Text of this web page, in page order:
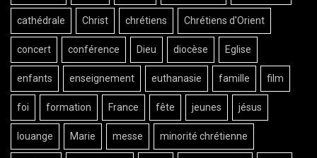
cathédrale Christ chrétiens Chrétiens d'Orient
concert conférence Dieu diocèse Eglise
enfants enseignement euthanasie famille film
foi formation France fête jeunes jésus
louange Marie messe minorité chrétienne